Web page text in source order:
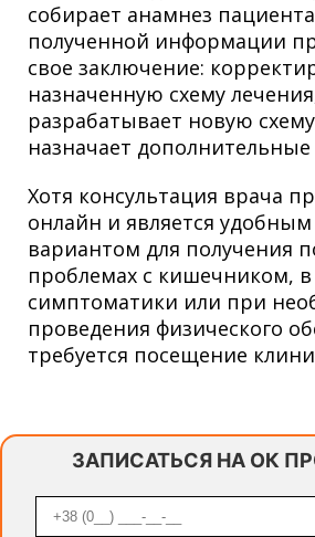
собирает анамнез
полученной информации
свое заключение:
назначенную схему
разрабатывает новую
назначает дополнительные
Хотя консультация врача
онлайн и является
вариантом для получения
проблемах с кишечником, в
симптоматики или при
проведения физического
требуется посещение
ЗАПИСАТЬСЯ НА ОК